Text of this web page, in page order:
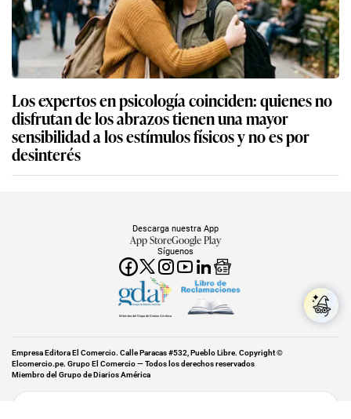
Los expertos en psicología coinciden: quienes no
disfrutan de los abrazos tienen una mayor
sensibilidad a los estímulos físicos y no es por
desinterés
Síguenos
Descarga nuestra App
App StoreGoogle Play
Miembro del Grupo de Diarios América
Empresa Editora El Comercio. Calle Paracas #532, Pueblo Libre. Copyright ©
Elcomercio.pe. Grupo El Comercio — Todos los derechos reservados
Miembro del Grupo de Diarios América